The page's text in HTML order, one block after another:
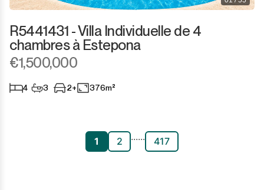
R5441431 - Villa Individuelle de 4
chambres à Estepona
€1,500,000
4 3 2+ 376m²
1 2 ...... 417